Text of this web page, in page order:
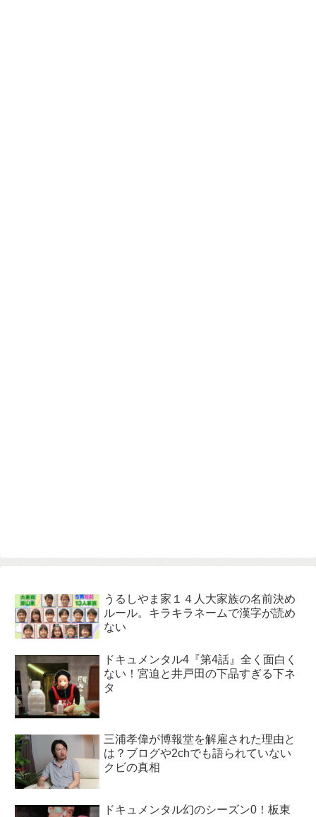
うるしやま家１４人大家族の名前決め
ルール。キラキラネームで漢字が読め
ない
ドキュメンタル4『第4話』全く面白く
ない！宮迫と井戸田の下品すぎる下ネ
タ
三浦孝偉が博報堂を解雇された理由と
は？ブログや2chでも語られていない
クビの真相
ドキュメンタル幻のシーズン0！板東